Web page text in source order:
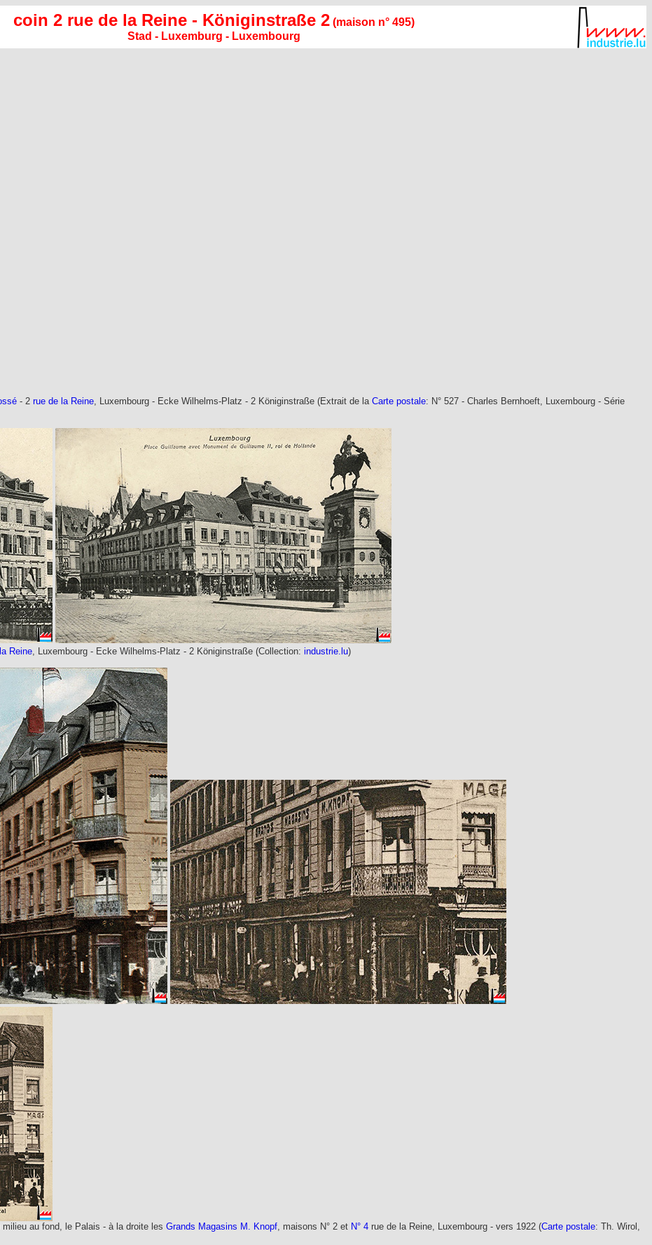
coin 2 rue de la Reine - Königinstraße 2 (maison n° 495)
Stad - Luxemburg - Luxembourg
- 2 rue de la Reine, Luxembourg - Ecke Wilhelms-Platz - 2 Königinstraße (Extrait de la Carte postale: N° 527 - Charles Bernhoeft, Luxembourg - Série
Reine, Luxembourg - Ecke Wilhelms-Platz - 2 Königinstraße (Collection: industrie.lu)
milieu au fond, le Palais - à la droite les Grands Magasins M. Knopf, maisons N° 2 et N° 4 rue de la Reine, Luxembourg - vers 1922 (Carte postale: Th. Wirol,